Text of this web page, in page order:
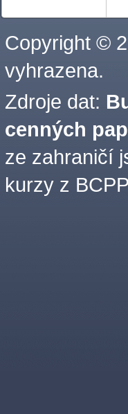
Copyright ©
vyhrazena.
Zdroje dat:
cenných
ze zahraničí
kurzy z